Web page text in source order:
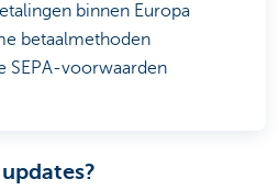
binnen Europa
betaalmethoden
SEPA-voorwaarden